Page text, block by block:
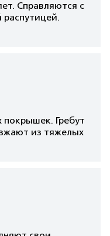
Справляются с
распутицей.
Гребут
из тяжелых